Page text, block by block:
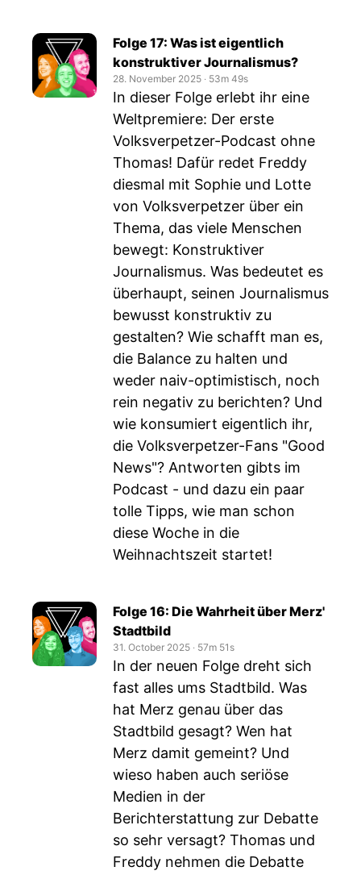
Folge 17: Was ist eigentlich
konstruktiver Journalismus?
28. November 2025 ‧ 53m 49s
In dieser Folge erlebt ihr eine
Weltpremiere: Der erste
Volksverpetzer-Podcast ohne
Thomas! Dafür redet Freddy
diesmal mit Sophie und Lotte
von Volksverpetzer über ein
Thema, das viele Menschen
bewegt: Konstruktiver
Journalismus. Was bedeutet es
überhaupt, seinen Journalismus
bewusst konstruktiv zu
gestalten? Wie schafft man es,
die Balance zu halten und
weder naiv-optimistisch, noch
rein negativ zu berichten? Und
wie konsumiert eigentlich ihr,
die Volksverpetzer-Fans "Good
News"? Antworten gibts im
Podcast - und dazu ein paar
tolle Tipps, wie man schon
diese Woche in die
Weihnachtszeit startet!
Folge 16: Die Wahrheit über Merz'
Stadtbild
31. October 2025 ‧ 57m 51s
In der neuen Folge dreht sich
fast alles ums Stadtbild. Was
hat Merz genau über das
Stadtbild gesagt? Wen hat
Merz damit gemeint? Und
wieso haben auch seriöse
Medien in der
Berichterstattung zur Debatte
so sehr versagt? Thomas und
Freddy nehmen die Debatte